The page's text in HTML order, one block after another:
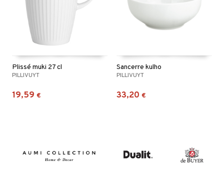
Plissé muki 27 cl
PILLIVUYT
19,59 €
Sancerre kulho
PILLIVUYT
33,20 €